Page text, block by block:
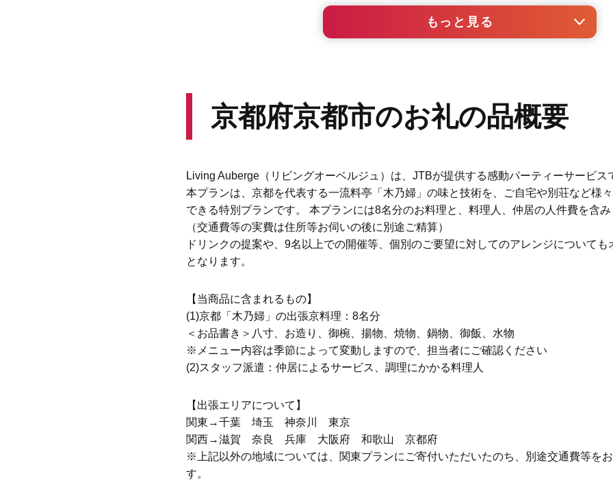
au PAY ふるさと納税
JRE MALLふるさと納税
もっと見る
京都府京都市のお礼の品概要
Living Auberge（リビングオーベルジュ）は、JTBが提供する感動パーティーサービス
本プランは、京都を代表する一流料亭「木乃婦」の味と技術を、ご自宅や別荘など様
できる特別プランです。 本プランには8名分のお料理と、料理人、仲居の人件費を含
（交通費等の実費は住所等お伺いの後に別途ご精算）
ドリンクの提案や、9名以上での開催等、個別のご要望に対してのアレンジについて
となります。
【当商品に含まれるもの】
(1)京都「木乃婦」の出張京料理：8名分
＜お品書き＞八寸、お造り、御椀、揚物、焼物、鍋物、御飯、水物
※メニュー内容は季節によって変動しますので、担当者にご確認ください
(2)スタッフ派遣：仲居によるサービス、調理にかかる料理人
【出張エリアについて】
関東→千葉 埼玉 神奈川 東京
関西→滋賀 奈良 兵庫 大阪府 和歌山 京都府
※上記以外の地域については、関東プランにご寄付いただいたのち、別途交通費等を
す。